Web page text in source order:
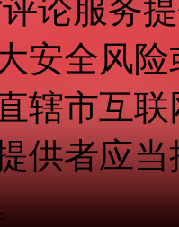
论服务
安全风
辖市互
供者应